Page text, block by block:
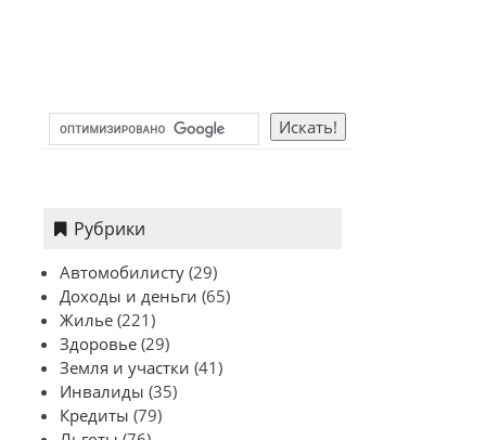
Рубрики
Автомобилисту (29)
Доходы и деньги (65)
Жилье (221)
Здоровье (29)
Земля и участки (41)
Инвалиды (35)
Кредиты (79)